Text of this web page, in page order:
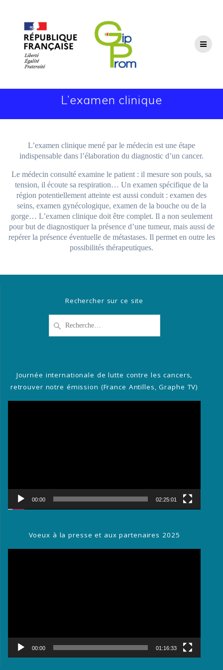
contenu
L’examen clinique
L’examen clinique mené par le médecin est une étape
indispensable dans l’élaboration du diagnostic d’un cancer.
Le médecin consulté examine le patient : il mesure son pouls, sa
tension, il écoute sa respiration… Un examen spécifique de la
région potentiellement atteinte est aussi conduit : examen des
seins, examen gynécologique, examen de la bouche ou de la
gorge… L’examen clinique doit être complet. Il a non seulement
pour but de diagnostiquer la présence d’une tumeur, mais aussi de
repérer la présence éventuelle de métastases. Il permet en outre les
possibilités thérapeutiques.
Rechercher sur ce site
pour
Journée internationale de lutte contre les cancers,
retrouver notre émission (France Antilles, Graphe TV)
00:00 02:25:01
Voeux à la presse et aux partenaires 2025
00:00 01:16:33